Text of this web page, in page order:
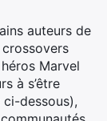
auteurs de
Marvel
à s’être
dessous),